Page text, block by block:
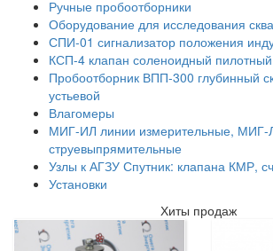
Ручные пробоотборники
Оборудование для исследования
СПИ-01 сигнализатор положения
КСП-4 клапан соленоидный пилотный
Пробоотборник ВПП-300 глубинный
устьевой
Влагомеры
МИГ-ИЛ линии измерительные, МИГ-
струевыпрямительные
Узлы к АГЗУ Спутник: клапана КМР,
Установки
Хиты продаж